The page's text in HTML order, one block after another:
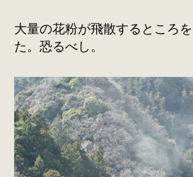
大量の花粉が飛散するところ
た。恐るべし。